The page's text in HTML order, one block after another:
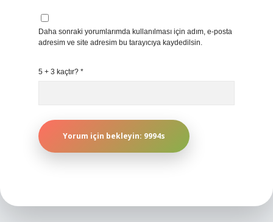
Daha sonraki yorumlarımda kullanılması için adım, e-posta
adresim ve site adresim bu tarayıcıya kaydedilsin.
5 + 3 kaçtır? *